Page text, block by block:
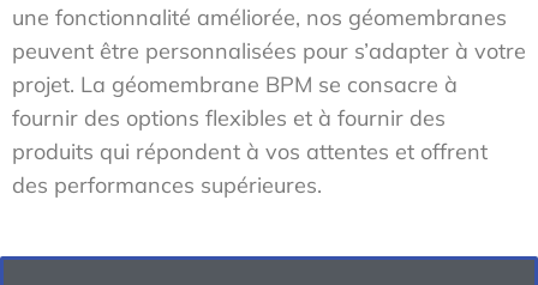
une fonctionnalité améliorée, nos géomembranes
peuvent être personnalisées pour s’adapter à votre
projet. La géomembrane BPM se consacre à
fournir des options flexibles et à fournir des
produits qui répondent à vos attentes et offrent
des performances supérieures.